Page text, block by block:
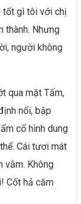
tốt gì tôi với chị
thành. Nhưng
người không
qua mặt Tấm,
nổi, bập
cố hình dung
Cái tươi mát
vằm. Không
Cốt hả căm